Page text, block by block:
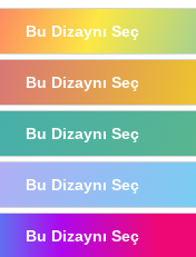
Bu Dizaynı Seç
Bu Dizaynı Seç
Bu Dizaynı Seç
Bu Dizaynı Seç
Bu Dizaynı Seç